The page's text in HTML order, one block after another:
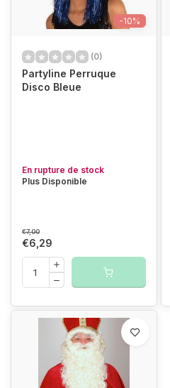
-10%
(0)
Partyline Perruque
Disco Bleue
En rupture de stock
Plus Disponible
€7,00
€6,29